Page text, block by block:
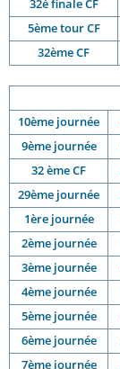
32è finale CF
5ème tour CF
32ème CF
10ème journée
9ème journée
32 ème CF
29ème journée
1ère journée
2ème journée
3ème journée
4ème journée
5ème journée
6ème journée
7ème journée